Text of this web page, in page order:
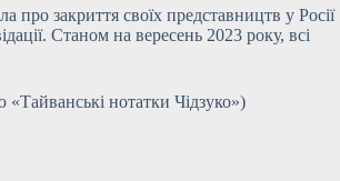
закриття своїх представництв у Росії
Станом на вересень 2023 року, всі
нотатки Чідзуко»)